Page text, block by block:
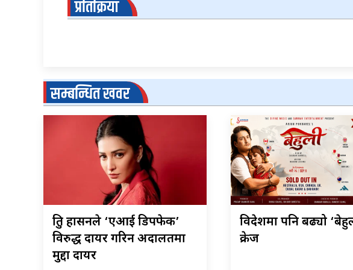
प्रतिक्रिया
सम्बन्धित खवर
श्रुति हासनले ‘एआई डिपफेक’
विरुद्ध दायर गरिन अदालतमा
मुद्दा दायर
विदेशमा पनि बढ्यो
क्रेज